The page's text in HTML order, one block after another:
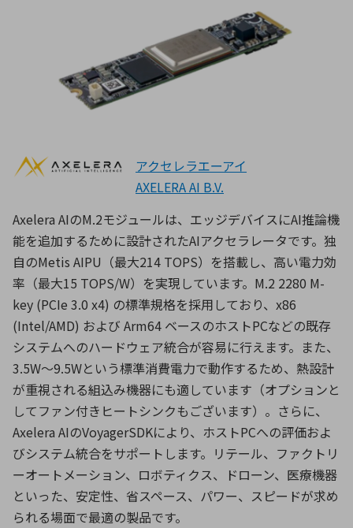
アクセレラエーアイ
AXELERA AI B.V.
Axelera AIのM.2モジュールは、エッジデバイスにAI推論機
能を追加するために設計されたAIアクセラレータです。独
自のMetis AIPU（最大214 TOPS）を搭載し、高い電力効
率（最大15 TOPS/W）を実現しています。M.2 2280 M-
key (PCIe 3.0 x4) の標準規格を採用しており、x86
(Intel/AMD) および Arm64 ベースのホストPCなどの既存
システムへのハードウェア統合が容易に行えます。また、
3.5W〜9.5Wという標準消費電力で動作するため、熱設計
が重視される組込み機器にも適しています（オプションと
してファン付きヒートシンクもございます）。さらに、
Axelera AIのVoyagerSDKにより、ホストPCへの評価およ
びシステム統合をサポートします。リテール、ファクトリ
ーオートメーション、ロボティクス、ドローン、医療機器
といった、安定性、省スペース、パワー、スピードが求め
られる場面で最適の製品です。